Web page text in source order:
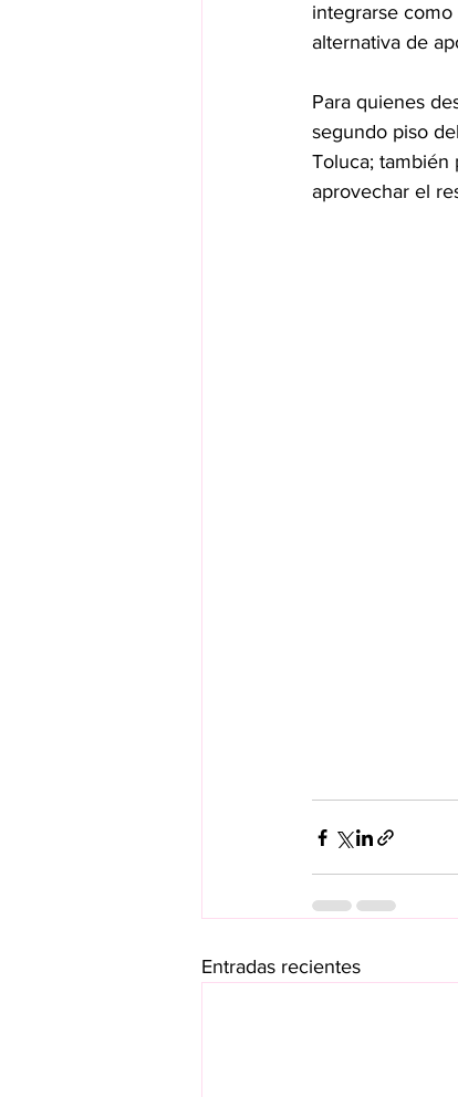
integrarse
alternativa de
Para quienes
segundo piso
Toluca; también
aprovechar el
Entradas recientes